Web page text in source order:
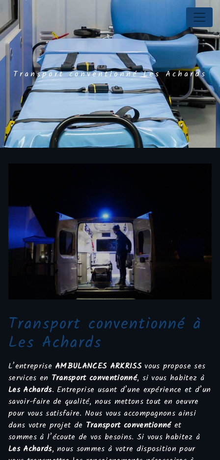
Panneau de gestion des cookies
Transport conventionné Les Achards
Transport conventionné à
Les Achards
L’entreprise AMBULANCES ARKRISSvous propose ses
services en Transport conventionné, si vous habitez à
Les Achards. Entreprise usant d’une expérience et d’un
savoir-faire de qualité, nous mettons tout en oeuvre
pour vous satisfaire. Nous vous accompagnons ainsi
dans votre projet de Transport conventionnéet
sommes à l’écoute de vos besoins. Si vous habitez à
Les Achards, nous sommes à votre disposition pour